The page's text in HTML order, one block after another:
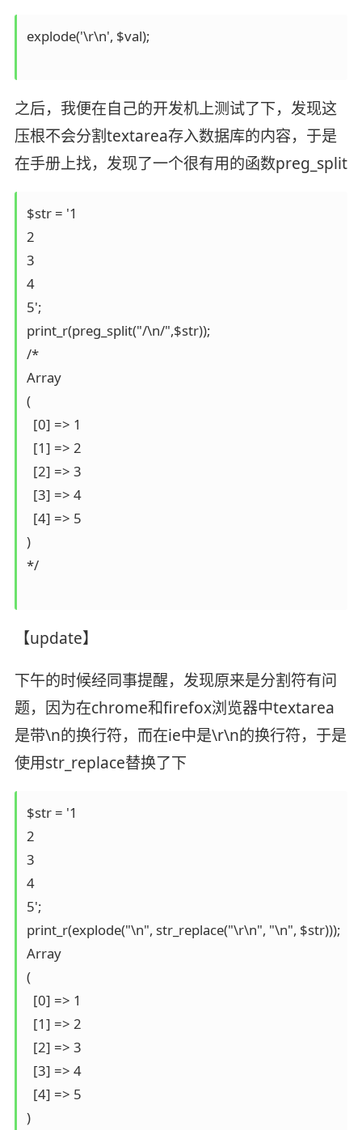
explode('\r\n', $val);
之后，我便在自己的开发机上测试了下，发现这
压根不会分割textarea存入数据库的内容，于是
在手册上找，发现了一个很有用的函数preg_split
$str = '1
2
3
4
5';
print_r(preg_split("/\n/",$str));
/*
Array
(
  [0] => 1
  [1] => 2
  [2] => 3
  [3] => 4
  [4] => 5
)
*/
【update】
下午的时候经同事提醒，发现原来是分割符有问
题，因为在chrome和firefox浏览器中textarea
是带\n的换行符，而在ie中是\r\n的换行符，于是
使用str_replace替换了下
$str = '1
2
3
4
5';
print_r(explode("\n", str_replace("\r\n", "\n", $str)));
Array
(
  [0] => 1
  [1] => 2
  [2] => 3
  [3] => 4
  [4] => 5
)